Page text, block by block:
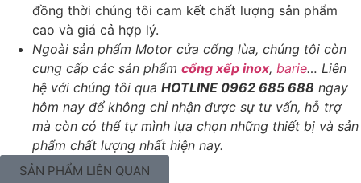
đồng thời chúng tôi cam kết chất lượng sản phẩm
cao và giá cả hợp lý.
Ngoài sản phẩm Motor cửa cổng lùa, chúng tôi còn
cung cấp các sản phẩm cổng xếp inox, barie… Liên
hệ với chúng tôi qua HOTLINE 0962 685 688 ngay
hôm nay để không chỉ nhận được sự tư vấn, hỗ trợ
mà còn có thể tự mình lựa chọn những thiết bị và sản
phẩm chất lượng nhất hiện nay.
SẢN PHẨM LIÊN QUAN